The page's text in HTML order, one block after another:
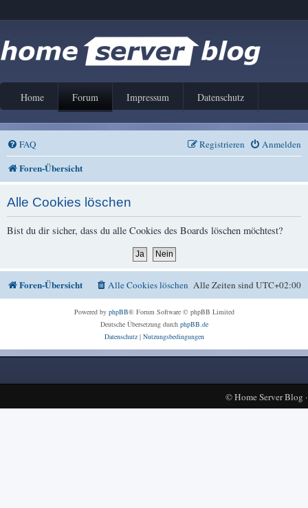
Home Forum Impressum Datenschutz
FAQ Anmelden
Registrieren
Foren-Übersicht
Alle Cookies löschen
Bist du dir sicher, dass du alle Cookies des Boards löschen möchtest?
Foren-Übersicht Alle Zeiten sindUTC+02:00
Alle Cookies löschen
Powered by phpBB® Forum Software © phpBB Limited
Deutsche Übersetzung durch phpBB.de
Datenschutz| Nutzungsbedingungen
©Home Server Blog